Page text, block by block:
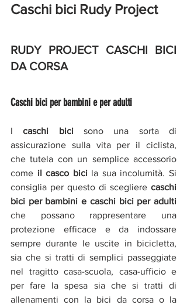
Caschi bici Rudy Project
RUDY PROJECT CASCHI BICI
DA CORSA
Caschi bici per bambini e per adulti
I caschi bici sono una sorta di
assicurazione sulla vita per il ciclista,
che tutela con un semplice accessorio
come il casco bici la sua incolumità. Si
consiglia per questo di scegliere caschi
che possano rappresentare una
protezione efficace e da indossare
sempre durante le uscite in bicicletta,
sia che si tratti di semplici passeggiate
nel tragitto casa-scuola, casa-ufficio e
per fare la spesa sia che si tratti di
allenamenti con la bici da corsa o la